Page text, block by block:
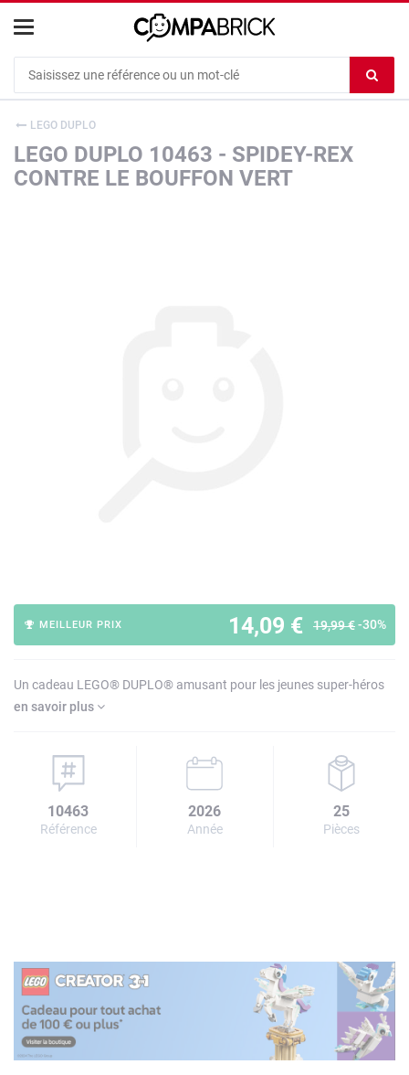
le
LEGO DUPLO
LEGO DUPLO 10463 - SPIDEY-REX
CONTRE LE BOUFFON VERT
14,09 € 19,99 €-30%
MEILLEUR PRIX
Un cadeau LEGO® DUPLO® amusant pour les jeunes super-héros
en savoir plus
10463
Référence
2026
Année
25
Pièces
Cookies management panel